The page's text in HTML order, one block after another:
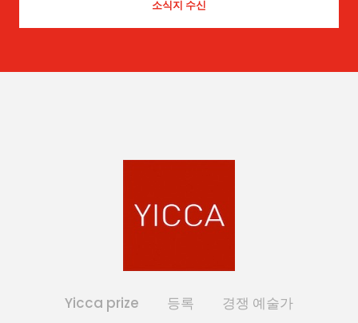
Yicca prize 등록 경쟁 예술가